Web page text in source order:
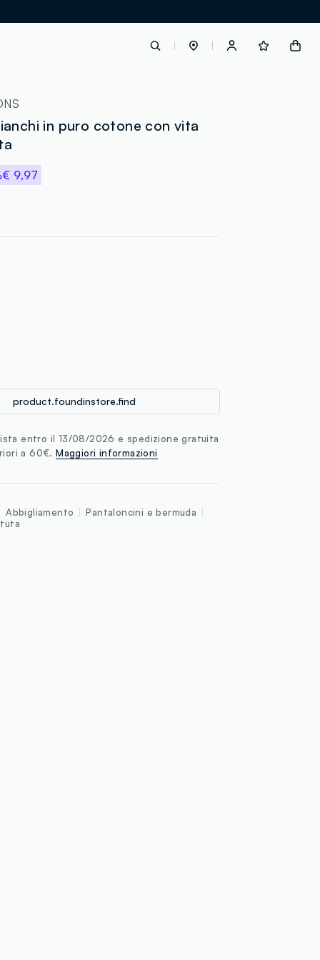
in puro cotone con vita
€ 9,97
product.foundinstore.find
entro il 13/08/2026 e spedizione gratuita
a 60€.Maggiori informazioni
Abbigliamento
Pantaloncini e bermuda